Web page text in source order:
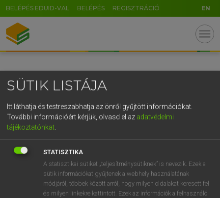
BELÉPÉS EDUID-VAL BELÉPÉS REGISZTRÁCIÓ EN
menu
SÜTIK LISTÁJA
Itt láthatja és testreszabhatja az önről gyűjtött információkat.
További információért kérjük, olvasd el az adatvédelmi
tájékoztatónkat
STATISZTIKA
A statisztikai sütiket „teljesítménysütiknek” is nevezik. Ezek a
sütik információkat gyűjtenek a webhely használatának
módjáról, többek között arról, hogy milyen oldalakat keresett fel
és milyen linkekre kattintott. Ezek az információk a felhasználó
GR
5
g h k l
v b n m , . - AltGr